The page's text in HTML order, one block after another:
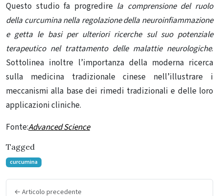
Questo studio fa progredirela comprensione del ruolo
della curcuminanella regolazione della neuroinfiammazione
e getta le basi per ulteriori ricerche sul suo potenziale
terapeutico nel trattamento delle malattie neurologiche.
Sottolinea inoltre l’importanza della moderna ricerca
sulla medicina tradizionale cinese nell’illustrare i
meccanismi alla base dei rimedi tradizionali e delle loro
applicazioni cliniche.
Fonte:Advanced Science
Tagged
curcumina
← Articolo precedente